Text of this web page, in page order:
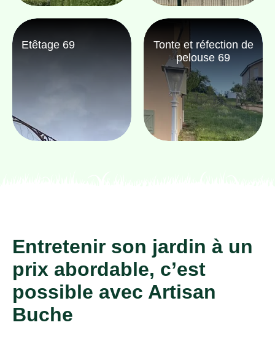
Etêtage 69
Tonte et réfection de
pelouse 69
Entretenir son jardin à un
prix abordable, c’est
possible avec Artisan
Buche